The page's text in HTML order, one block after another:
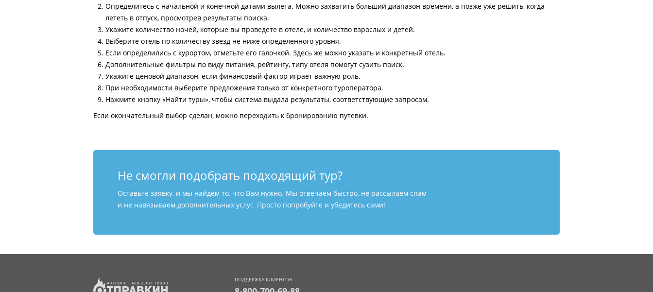
Определитесь с начальной и конечной датами вылета. Можно захватить больший диапазон времени, а позже уже решить, когда
лететь в отпуск, просмотрев результаты поиска.
Укажите количество ночей, которые вы проведете в отеле, и количество взрослых и детей.
Выберите отель по количеству звезд не ниже определенного уровня.
Если определились с курортом, отметьте его галочкой. Здесь же можно указать и конкретный отель.
Дополнительные фильтры по виду питания, рейтингу, типу отеля помогут сузить поиск.
Укажите ценовой диапазон, если финансовый фактор играет важную роль.
При необходимости выберите предложения только от конкретного туроператора.
Нажмите кнопку «Найти туры», чтобы система выдала результаты, соответствующие запросам.
Если окончательный выбор сделан, можно переходить к бронированию путевки.
Не смогли подобрать подходящий тур?
Оставьте заявку, и мы найдем то, что Вам нужно. Мы отвечаем быстро, не рассылаем спам
и не навязываем дополнительных услуг. Просто попробуйте и убедитесь сами!
ПОДДЕРЖКА КЛИЕНТОВ